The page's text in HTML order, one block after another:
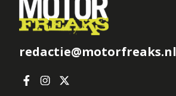
redactie@motorfreaks.nl